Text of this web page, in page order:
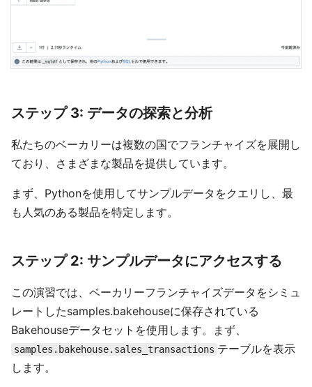
ステップ 3: データの探索と分析
私たちのベーカリーは複数の国でフランチャイズを展開し
ており、さまざまな製品を提供しています。
まず、Pythonを使用してサンプルデータをクエリし、最
も人気のある製品を特定します。
ステップ 2: サンプルデータにアクセスする
この演習では、ベーカリーフランチャイズデータをシミュ
レートしたsamples.bakehouseに保存されている
Bakehouseデータセットを使用します。まず、
samples.bakehouse.sales_transactions テーブルを表示
します。